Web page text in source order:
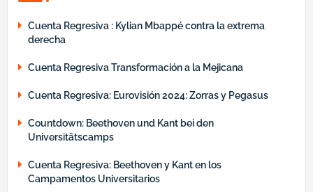
Cuenta Regresiva : Kylian Mbappé contra la extrema
derecha
Cuenta Regresiva Transformación a la Mejicana
Cuenta Regresiva: Eurovisión 2024: Zorras y Pegasus
Countdown: Beethoven und Kant bei den
Universitätscamps
Cuenta Regresiva: Beethoven y Kant en los
Campamentos Universitarios